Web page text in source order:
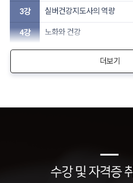
3강 실버건강지도사의 역량
4강 노화와 건강
더보기